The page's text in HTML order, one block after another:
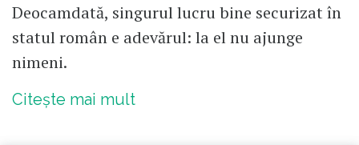
Deocamdată, singurul lucru bine securizat în
statul român e adevărul: la el nu ajunge
nimeni.
Citește mai mult